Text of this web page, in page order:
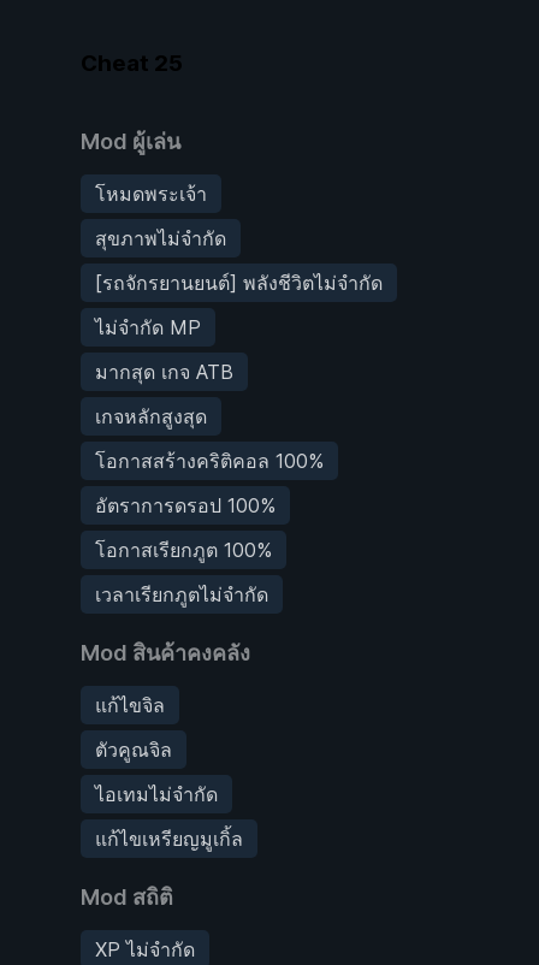
Cheat 25
Mod ผู้เล่น
โหมดพระเจ้า
สุขภาพไม่จำกัด
[รถจักรยานยนต์] พลังชีวิตไม่จำกัด
ไม่จำกัด MP
มากสุด เกจ ATB
เกจหลักสูงสุด
โอกาสสร้างคริติคอล 100%
อัตราการดรอป 100%
โอกาสเรียกภูต 100%
เวลาเรียกภูตไม่จำกัด
Mod สินค้าคงคลัง
แก้ไขจิล
ตัวคูณจิล
ไอเทมไม่จำกัด
แก้ไขเหรียญมูเกิ้ล
Mod สถิติ
XP ไม่จำกัด